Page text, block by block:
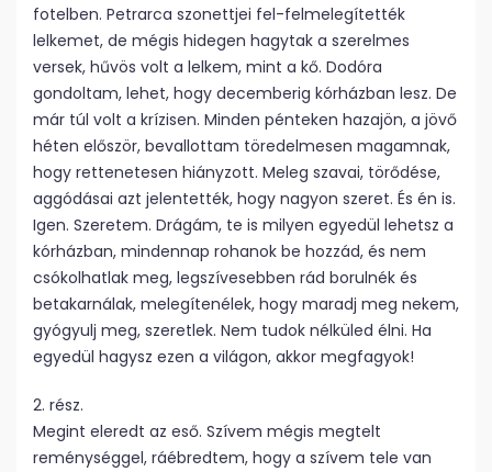
fotelben. Petrarca szonettjei fel-felmelegítették
lelkemet, de mégis hidegen hagytak a szerelmes
versek, hűvös volt a lelkem, mint a kő. Dodóra
gondoltam, lehet, hogy decemberig kórházban lesz. De
már túl volt a krízisen. Minden pénteken hazajön, a jövő
héten először, bevallottam töredelmesen magamnak,
hogy rettenetesen hiányzott. Meleg szavai, törődése,
aggódásai azt jelentették, hogy nagyon szeret. És én is.
Igen. Szeretem. Drágám, te is milyen egyedül lehetsz a
kórházban, mindennap rohanok be hozzád, és nem
csókolhatlak meg, legszívesebben rád borulnék és
betakarnálak, melegítenélek, hogy maradj meg nekem,
gyógyulj meg, szeretlek. Nem tudok nélküled élni. Ha
egyedül hagysz ezen a világon, akkor megfagyok!
2. rész.
Megint eleredt az eső. Szívem mégis megtelt
reménységgel, ráébredtem, hogy a szívem tele van